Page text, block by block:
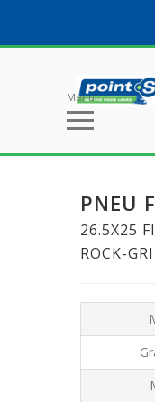
Menu
PNEU
26.5X25
ROCK-